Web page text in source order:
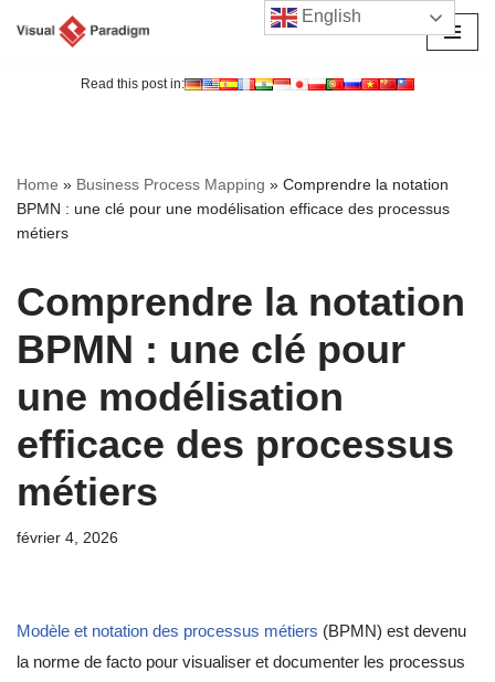
Read this post in:
Home » Business Process Mapping » Comprendre la notation
BPMN : une clé pour une modélisation efficace des processus
métiers
Comprendre la notation
BPMN : une clé pour
une modélisation
efficace des processus
métiers
février 4, 2026
Modèle et notation des processus métiers (BPMN) est devenu
la norme de facto pour visualiser et documenter les processus
English